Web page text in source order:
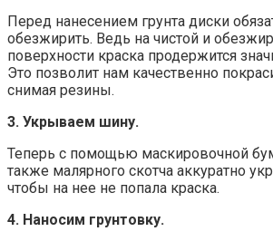
Перед нанесением грунта диски
обезжирить. Ведь на чистой и
поверхности краска продержится
Это позволит нам качественно
снимая резины.
3. Укрываем шину.
Теперь с помощью маскировочной
также малярного скотча аккуратно
чтобы на нее не попала краска.
4. Наносим грунтовку.